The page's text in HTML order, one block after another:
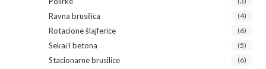
Ravna brusilica (4)
Rotacione šlajferice (6)
Sekači betona (5)
Stacionarne brusilice (6)